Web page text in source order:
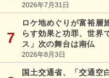
2026年7月31日
ロケ地めぐりが富裕層
らす効果と功罪、世界
ス」次の舞台は南仏
2026年8月3日
国土交通省、「交通空